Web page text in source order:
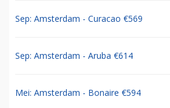
Sep: Amsterdam - Curacao €569
Sep: Amsterdam - Aruba €614
Mei: Amsterdam - Bonaire €594